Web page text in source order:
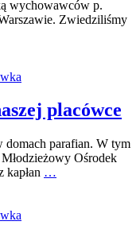
wychowawców p.
Zwiedziliśmy
placówce
domach parafian. W tym
Ośrodek
kapłan …